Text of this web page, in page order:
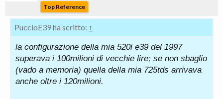
Top Reference
PuccioE39 ha scritto: ↑
la configurazione della mia 520i e39 del 1997
superava i 100milioni di vecchie lire; se non sbaglio
(vado a memoria) quella della mia 725tds arrivava
anche oltre i 120milioni.